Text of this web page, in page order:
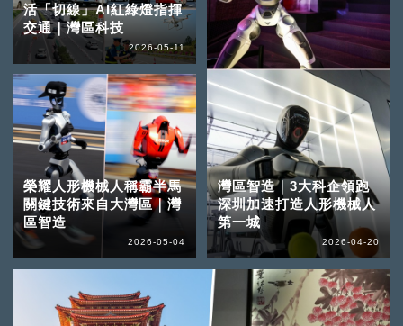
活「切線」AI紅綠燈指揮
交通｜灣區科技
2026-05-11
榮耀人形機械人稱霸半馬
關鍵技術來自大灣區｜灣
區智造
2026-05-04
灣區智造｜3大科企領跑
深圳加速打造人形機械人
第一城
2026-04-20